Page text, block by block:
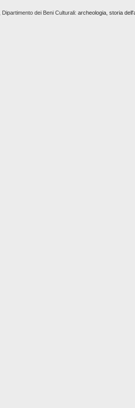
Dipartimento dei Beni Culturali: archeologia, storia